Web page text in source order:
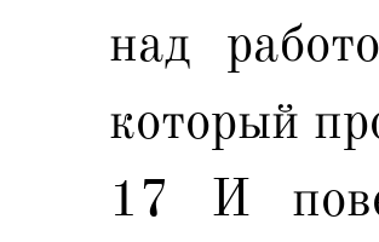
над
который
17 И